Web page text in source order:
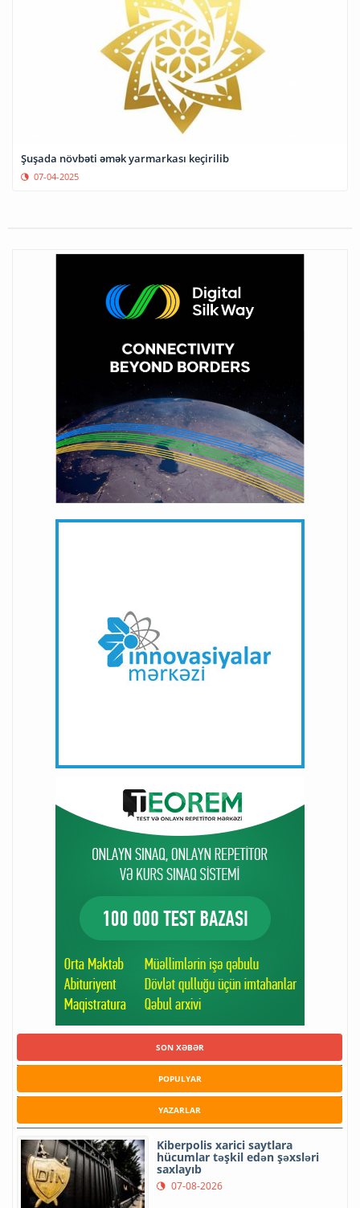
Şuşada növbəti əmək yarmarkası keçirilib
07-04-2025
SON XƏBƏR
POPULYAR
YAZARLAR
Kiberpolis xarici saytlara
hücumlar təşkil edən şəxsləri
saxlayıb
07-08-2026